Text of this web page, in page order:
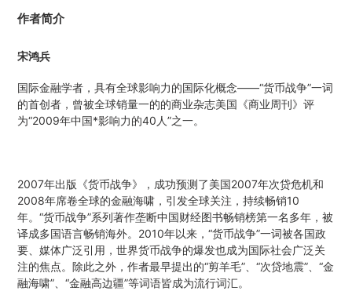
作者简介
宋鸿兵
国际金融学者，具有全球影响力的国际化概念——“货币战争”一词
的首创者，曾被全球销量一的的商业杂志美国《商业周刊》评
为“2009年中国*影响力的40人”之一。
2007年出版《货币战争》，成功预测了美国2007年次贷危机和
2008年席卷全球的金融海啸，引发全球关注，持续畅销10
年。“货币战争”系列著作垄断中国财经图书畅销榜第一名多年，被
译成多国语言畅销海外。2010年以来，“货币战争”一词被各国政
要、媒体广泛引用，世界货币战争的爆发也成为国际社会广泛关
注的焦点。除此之外，作者最早提出的“剪羊毛”、“次贷地震”、“金
融海啸”、“金融高边疆”等词语皆成为流行词汇。